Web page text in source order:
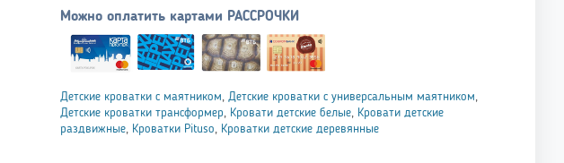
Можно оплатить картами РАССРОЧКИ
Детские кроватки с маятником,Детские кроватки с универсальным маятником,
Детские кроватки трансформер, Кровати детские белые, Кровати детские
раздвижные, Кроватки Pituso, Кроватки детские деревянные